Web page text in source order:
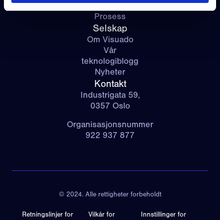
Funksjoner
Prosess
Selskap
Om Visuado
Vår
teknologiblogg
Nyheter
Kontakt
Industrigata 59,
0357 Oslo
Organisasjonsnummer
922 937 877
© 2024. Alle rettigheter forbeholdt
Retningslinjer for
Vilkår for
Innstillinger for